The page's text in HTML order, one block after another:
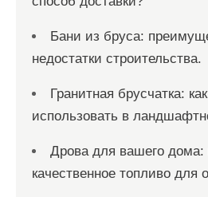
Бани из бруса:
недостатки строительства.
Гранитная брусчатка:
использовать в
Дрова для вашего дома:
качественное топливо для